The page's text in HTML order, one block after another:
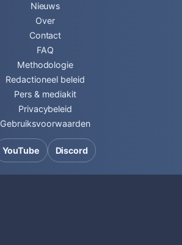
Nieuws
Over
Contact
FAQ
Methodologie
Redactioneel beleid
Pers & mediakit
Privacybeleid
Gebruiksvoorwaarden
YouTube Discord